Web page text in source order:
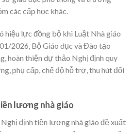
các cấp học khác.
hiệu lực đồng bộ khi Luật Nhà giáo
2026, Bộ Giáo dục và Đào tạo
hoàn thiện dự thảo Nghị định quy
phụ cấp, chế độ hỗ trợ, thu hút đối
lương nhà giáo
định tiền lương nhà giáo đề xuất